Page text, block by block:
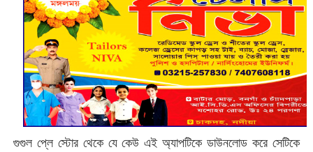
গুগুল প্লে স্টোর থেকে যে কেউ এই অ্যাপটিকে ডাউনলোড করে সেটিকে